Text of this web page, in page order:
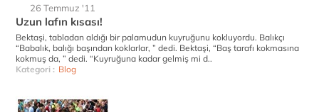
26 Temmuz '11
Uzun lafın kısası!
Bektaşi, tabladan aldığı bir palamudun kuyruğunu kokluyordu. Balıkçı
“Babalık, balığı başından koklarlar, ” dedi. Bektaşi, “Baş tarafı kokmasına
kokmuş da, ” dedi. “Kuyruğuna kadar gelmiş mi d..
Kategori : Blog